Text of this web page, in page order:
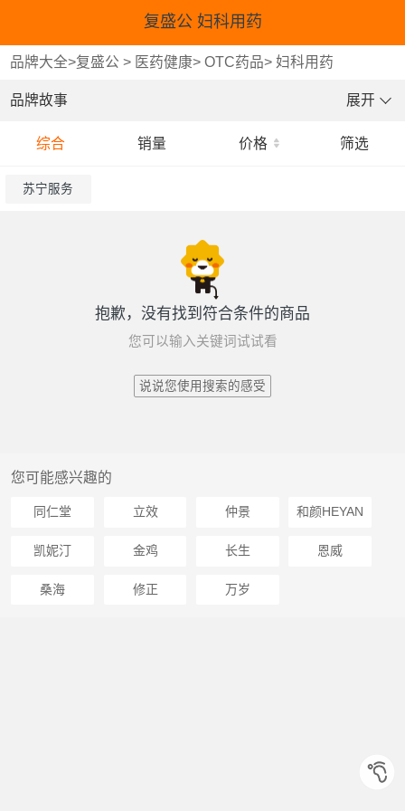
复盛公 妇科用药
品牌大全>复盛公 > 医药健康>OTC药品>妇科用药
品牌故事 展开
综合 销量 价格 筛选
苏宁服务
抱歉，没有找到符合条件的商品
您可以输入关键词试试看
说说您使用搜索的感受
您可能感兴趣的
同仁堂 立效 仲景 和颜HEYAN
凯妮汀 金鸡 长生 恩威
桑海 修正 万岁